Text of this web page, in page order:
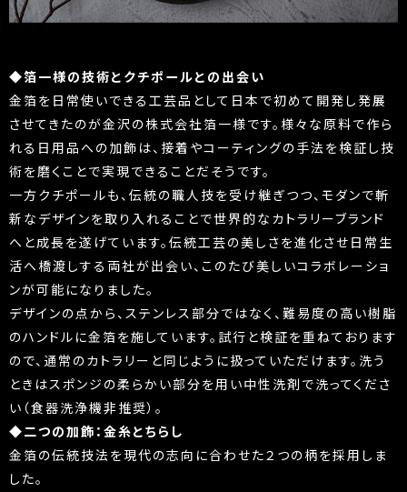
◆箔一様の技術とクチポールとの出会い
金箔を日常使いできる工芸品として日本で初めて開発し発展
させてきたのが金沢の株式会社箔一様です。様々な原料で作ら
れる日用品への加飾は、接着やコーティングの手法を検証し技
術を磨くことで実現できることだそうです。
一方クチポールも、伝統の職人技を受け継ぎつつ、モダンで斬
新なデザインを取り入れることで世界的なカトラリーブランド
へと成長を遂げています。伝統工芸の美しさを進化させ日常生
活へ橋渡しする両社が出会い、このたび美しいコラボレーショ
ンが可能になりました。
デザインの点から、ステンレス部分ではなく、難易度の高い樹脂
のハンドルに金箔を施しています。試行と検証を重ねております
ので、通常のカトラリーと同じように扱っていただけます。洗う
ときはスポンジの柔らかい部分を用い中性洗剤で洗ってくださ
い（食器洗浄機非推奨）。
◆二つの加飾：金糸とちらし
金箔の伝統技法を現代の志向に合わせた２つの柄を採用しま
した。